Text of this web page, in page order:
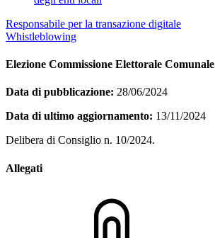
Responsabile per la transazione digitale
Whistleblowing
Elezione Commissione Elettorale Comunale
Data di pubblicazione: 28/06/2024
Data di ultimo aggiornamento: 13/11/2024
Delibera di Consiglio n. 10/2024.
Allegati